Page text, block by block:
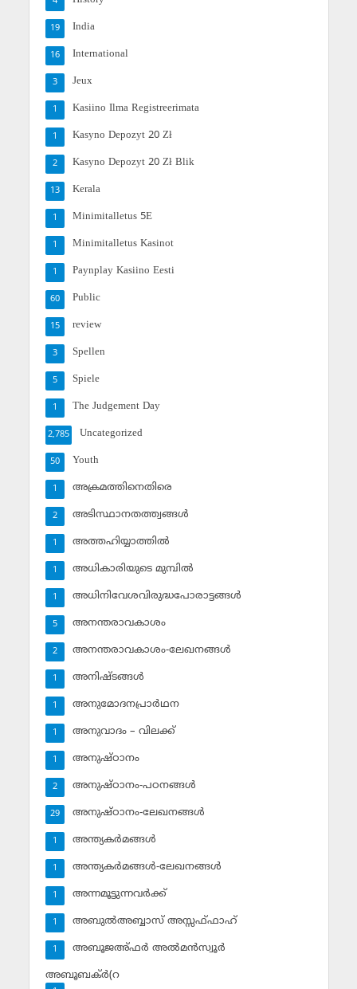
India
19
International
16
Jeux
3
Kasiino Ilma Registreerimata
1
Kasyno Depozyt 20 Zł
1
Kasyno Depozyt 20 Zł Blik
2
Kerala
13
Minimitalletus 5E
1
Minimitalletus Kasinot
1
Paynplay Kasiino Eesti
1
Public
60
review
15
Spellen
3
Spiele
5
The Judgement Day
1
Uncategorized
2,785
Youth
50
അക്രമത്തിനെതിരെ
1
അടിസ്ഥാനതത്ത്വങ്ങള്‍
2
അത്തഹിയ്യാത്തില്‍
1
അധികാരിയുടെ മുമ്പില്‍
1
അധിനിവേശവിരുദ്ധപോരാട്ടങ്ങള്‍
1
അനന്തരാവകാശം
5
അനന്തരാവകാശം-ലേഖനങ്ങള്‍
2
അനിഷ്ടങ്ങള്‍
1
അനുമോദനപ്രാര്‍ഥന
1
അനുവാദം – വിലക്ക്‌
1
അനുഷ്ഠാനം
1
അനുഷ്ഠാനം-പഠനങ്ങള്‍
2
അനുഷ്ഠാനം-ലേഖനങ്ങള്‍
29
അന്ത്യകര്‍മങ്ങള്‍
1
അന്ത്യകര്‍മങ്ങള്‍-ലേഖനങ്ങള്‍
1
അന്നമൂട്ടുന്നവര്‍ക്ക്
1
അബുല്‍അബ്ബാസ് അസ്സഫ്ഫാഹ്‌
1
അബൂജഅ്ഫര്‍ അല്‍മന്‍സ്വൂര്‍
1
അബൂബക്ര്‍(റ